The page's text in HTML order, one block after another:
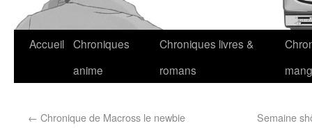
Accueil Chroniques
anime
Chroniques livres &
romans
← Chronique de Macross le newbie Semaine